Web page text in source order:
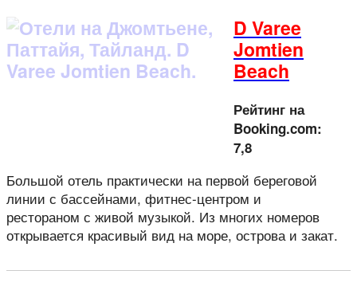
D Varee
Jomtien
Beach
Рейтинг на
Booking.com:
7,8
Большой отель практически на первой береговой
линии с бассейнами, фитнес-центром и
рестораном с живой музыкой. Из многих номеров
открывается красивый вид на море, острова и закат.